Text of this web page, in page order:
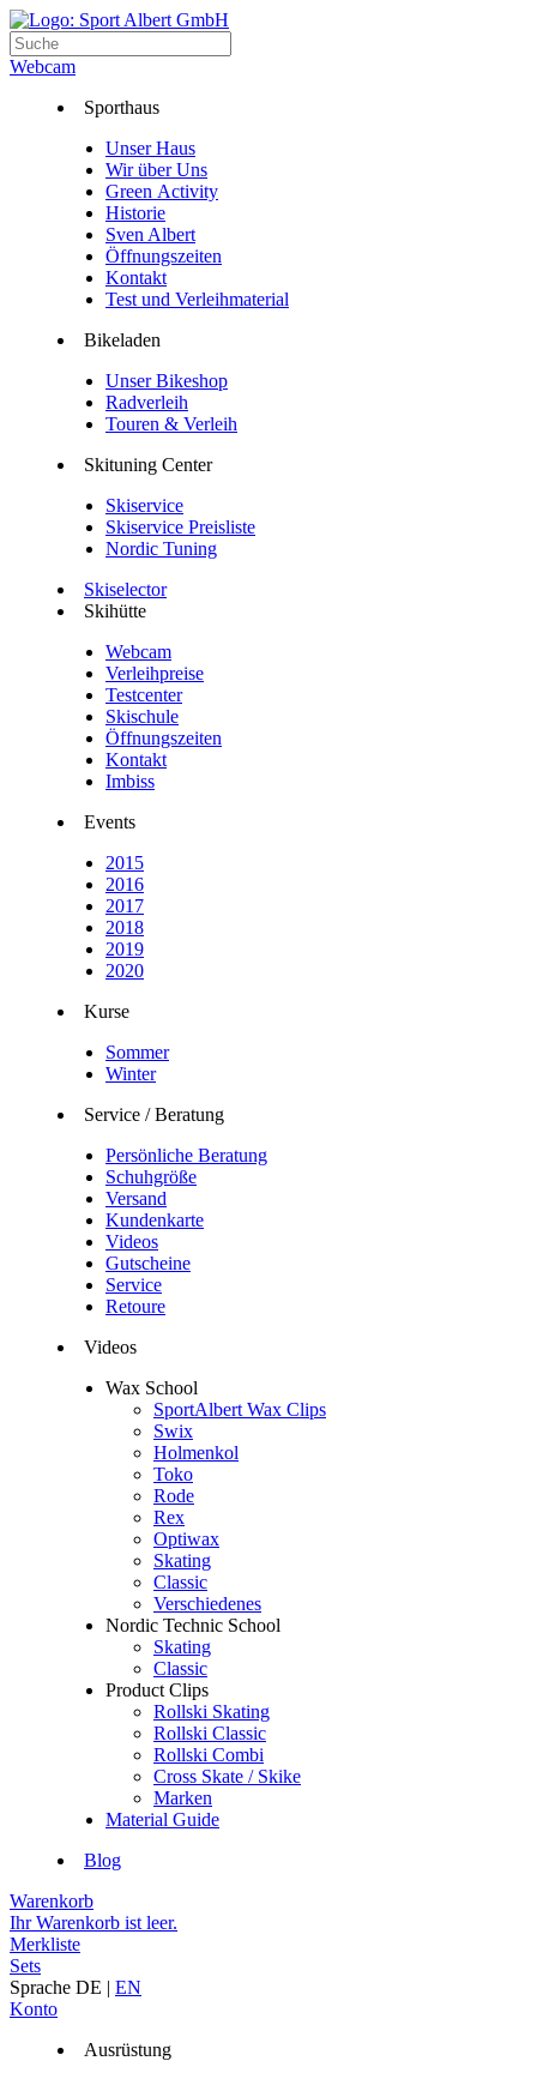
Webcam
Sporthaus
Unser Haus
Wir über Uns
Green Activity
Historie
Sven Albert
Öffnungszeiten
Kontakt
Test und Verleihmaterial
Bikeladen
Unser Bikeshop
Radverleih
Touren & Verleih
Skituning Center
Skiservice
Skiservice Preisliste
Nordic Tuning
Skiselector
Skihütte
Webcam
Verleihpreise
Testcenter
Skischule
Öffnungszeiten
Kontakt
Imbiss
Events
2015
2016
2017
2018
2019
2020
Kurse
Sommer
Winter
Service / Beratung
Persönliche Beratung
Schuhgröße
Versand
Kundenkarte
Videos
Gutscheine
Service
Retoure
Videos
Wax School
SportAlbert Wax Clips
Swix
Holmenkol
Toko
Rode
Rex
Optiwax
Skating
Classic
Verschiedenes
Nordic Technic School
Skating
Classic
Product Clips
Rollski Skating
Rollski Classic
Rollski Combi
Cross Skate / Skike
Marken
Material Guide
Blog
Warenkorb
Ihr Warenkorb ist leer.
Merkliste
Sets
Sprache DE | EN
Konto
Ausrüstung